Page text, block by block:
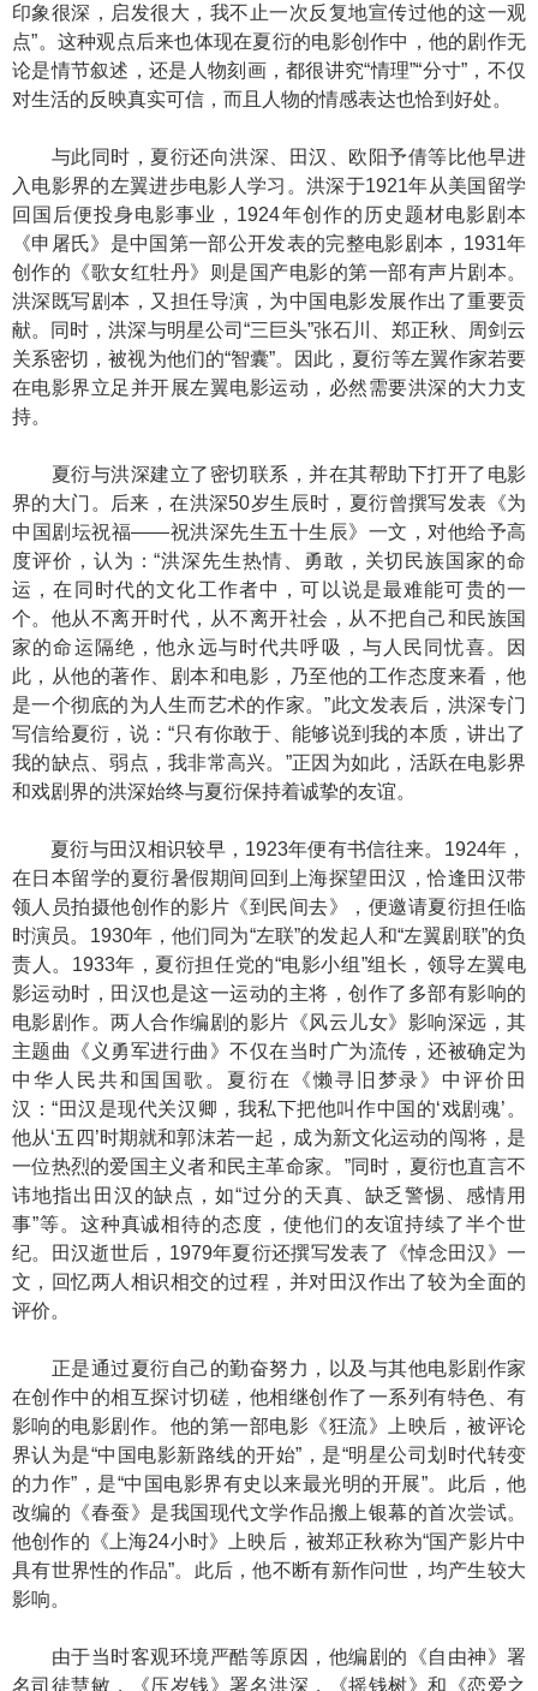
印象很深，启发很大，我不止一次反复地宣传过他的这一观
点”。这种观点后来也体现在夏衍的电影创作中，他的剧作无
论是情节叙述，还是人物刻画，都很讲究“情理”“分寸”，不仅
对生活的反映真实可信，而且人物的情感表达也恰到好处。
与此同时，夏衍还向洪深、田汉、欧阳予倩等比他早进
入电影界的左翼进步电影人学习。洪深于1921年从美国留学
回国后便投身电影事业，1924年创作的历史题材电影剧本
《申屠氏》是中国第一部公开发表的完整电影剧本，1931年
创作的《歌女红牡丹》则是国产电影的第一部有声片剧本。
洪深既写剧本，又担任导演，为中国电影发展作出了重要贡
献。同时，洪深与明星公司“三巨头”张石川、郑正秋、周剑云
关系密切，被视为他们的“智囊”。因此，夏衍等左翼作家若要
在电影界立足并开展左翼电影运动，必然需要洪深的大力支
持。
夏衍与洪深建立了密切联系，并在其帮助下打开了电影
界的大门。后来，在洪深50岁生辰时，夏衍曾撰写发表《为
中国剧坛祝福——祝洪深先生五十生辰》一文，对他给予高
度评价，认为：“洪深先生热情、勇敢，关切民族国家的命
运，在同时代的文化工作者中，可以说是最难能可贵的一
个。他从不离开时代，从不离开社会，从不把自己和民族国
家的命运隔绝，他永远与时代共呼吸，与人民同忧喜。因
此，从他的著作、剧本和电影，乃至他的工作态度来看，他
是一个彻底的为人生而艺术的作家。”此文发表后，洪深专门
写信给夏衍，说：“只有你敢于、能够说到我的本质，讲出了
我的缺点、弱点，我非常高兴。”正因为如此，活跃在电影界
和戏剧界的洪深始终与夏衍保持着诚挚的友谊。
夏衍与田汉相识较早，1923年便有书信往来。1924年，
在日本留学的夏衍暑假期间回到上海探望田汉，恰逢田汉带
领人员拍摄他创作的影片《到民间去》，便邀请夏衍担任临
时演员。1930年，他们同为“左联”的发起人和“左翼剧联”的负
责人。1933年，夏衍担任党的“电影小组”组长，领导左翼电
影运动时，田汉也是这一运动的主将，创作了多部有影响的
电影剧作。两人合作编剧的影片《风云儿女》影响深远，其
主题曲《义勇军进行曲》不仅在当时广为流传，还被确定为
中华人民共和国国歌。夏衍在《懒寻旧梦录》中评价田
汉：“田汉是现代关汉卿，我私下把他叫作中国的‘戏剧魂’。
他从‘五四’时期就和郭沫若一起，成为新文化运动的闯将，是
一位热烈的爱国主义者和民主革命家。”同时，夏衍也直言不
讳地指出田汉的缺点，如“过分的天真、缺乏警惕、感情用
事”等。这种真诚相待的态度，使他们的友谊持续了半个世
纪。田汉逝世后，1979年夏衍还撰写发表了《悼念田汉》一
文，回忆两人相识相交的过程，并对田汉作出了较为全面的
评价。
正是通过夏衍自己的勤奋努力，以及与其他电影剧作家
在创作中的相互探讨切磋，他相继创作了一系列有特色、有
影响的电影剧作。他的第一部电影《狂流》上映后，被评论
界认为是“中国电影新路线的开始”，是“明星公司划时代转变
的力作”，是“中国电影界有史以来最光明的开展”。此后，他
改编的《春蚕》是我国现代文学作品搬上银幕的首次尝试。
他创作的《上海24小时》上映后，被郑正秋称为“国产影片中
具有世界性的作品”。此后，他不断有新作问世，均产生较大
影响。
由于当时客观环境严酷等原因，他编剧的《自由神》署
名司徒慧敏，《压岁钱》署名洪深，《摇钱树》和《恋爱之